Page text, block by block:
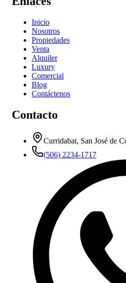
Inicio
Nosotros
Propiedades
Venta
Alquiler
Luxury
Comercial
Blog
Contáctenos
Contacto
Curridabat, San José de
(506) 2234-1717